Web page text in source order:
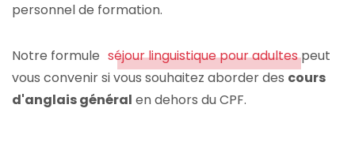
personnel de formation.
Notre formule séjour linguistique pour adultespeut
vous convenir si vous souhaitez aborder des cours
d'anglais général en dehors du CPF.